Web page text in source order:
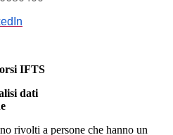
IFTS
dati
rivolti a persone che hanno un